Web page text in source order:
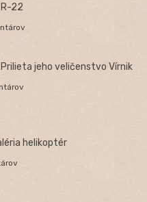
22
Prilieta jeho veličenstvo Vírnik
helikoptér